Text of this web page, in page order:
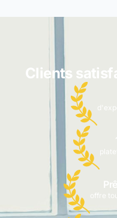
Clients
offre